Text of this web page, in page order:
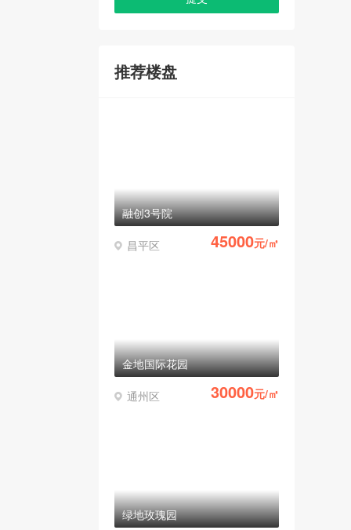
推荐楼盘
融创3号院
昌平区 45000元/㎡
金地国际花园
通州区 30000元/㎡
绿地玫瑰园